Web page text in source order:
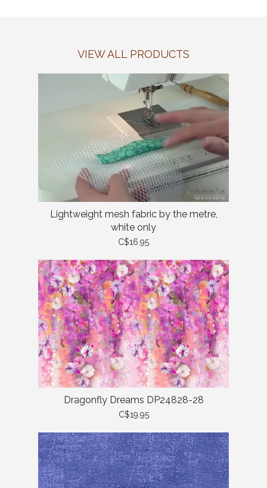
VIEW ALL PRODUCTS
Lightweight mesh fabric by the metre,
white only
C$16.95
Dragonfly Dreams DP24828-28
C$19.95